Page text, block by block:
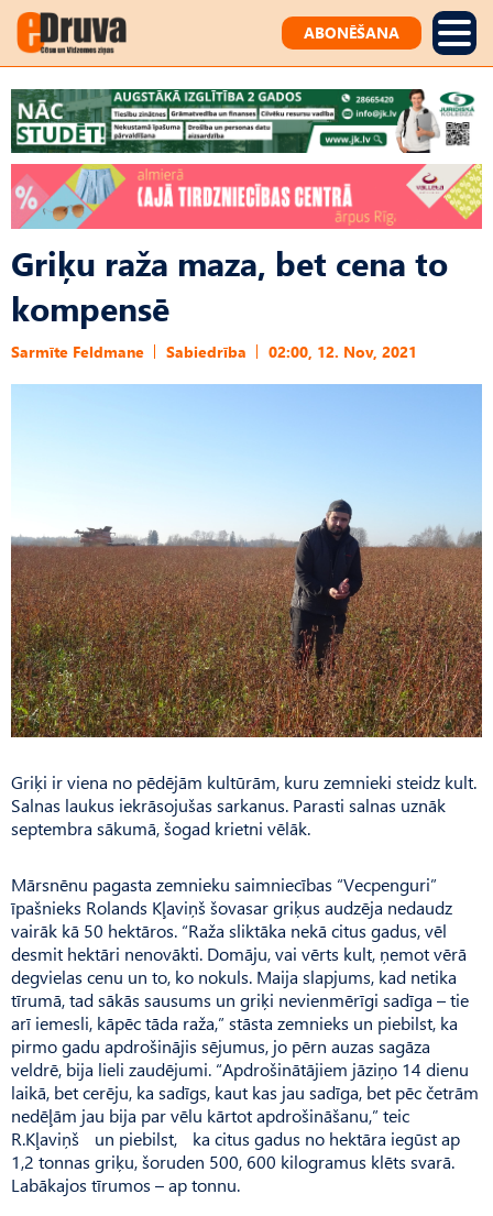
ABONĒŠANA
Griķu raža maza, bet cena to
kompensē
Sarmīte Feldmane Sabiedrība 02:00, 12. Nov, 2021
Griķi ir viena no pēdējām kultūrām, kuru zemnieki steidz kult.
Salnas laukus iekrāsojušas sarkanus. Parasti salnas uznāk
septembra sākumā, šogad krietni vēlāk.
Mārsnēnu pagasta zemnieku saimniecības “Vecpenguri”
īpašnieks Rolands Kļaviņš šovasar griķus audzēja nedaudz
vairāk kā 50 hektāros. “Raža sliktāka nekā citus gadus, vēl
desmit hektāri nenovākti. Domāju, vai vērts kult, ņemot vērā
degvielas cenu un to, ko nokuls. Maija slapjums, kad netika
tīrumā, tad sākās sausums un griķi nevienmērīgi sadīga – tie
arī iemesli, kāpēc tāda raža,” stāsta zemnieks un piebilst, ka
pirmo gadu apdrošinājis sējumus, jo pērn auzas sagāza
veldrē, bija lieli zaudējumi. “Apdrošinātājiem jāziņo 14 dienu
laikā, bet cerēju, ka sadīgs, kaut kas jau sadīga, bet pēc četrām
nedēļām jau bija par vēlu kārtot apdrošināšanu,” teic
R.Kļaviņš un piebilst, ka citus gadus no hektāra iegūst ap
1,2 tonnas griķu, šoruden 500, 600 kilogramus klēts svarā.
Labākajos tīrumos – ap tonnu.